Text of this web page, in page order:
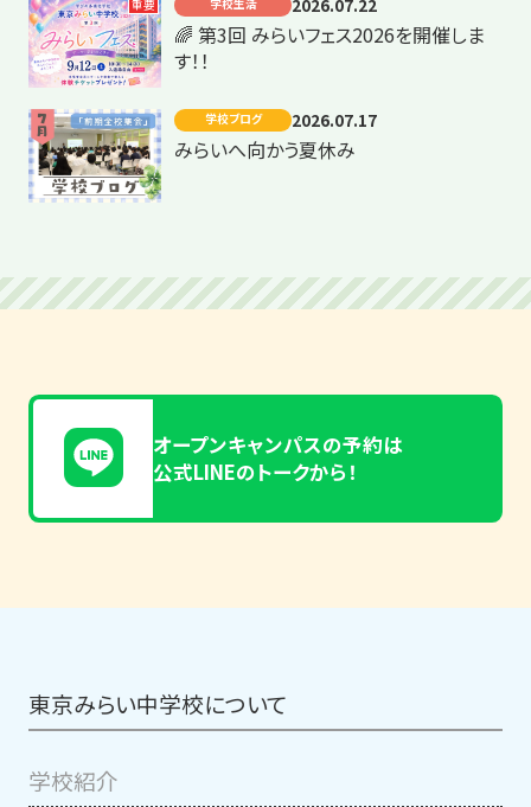
重要 学校生活 2026.07.22
🌈 第3回 みらいフェス2026を開催しま
す！！
学校ブログ 2026.07.17
みらいへ向かう夏休み
オープンキャンパスの予約は
公式LINEのトークから！
東京みらい中学校について
学校紹介